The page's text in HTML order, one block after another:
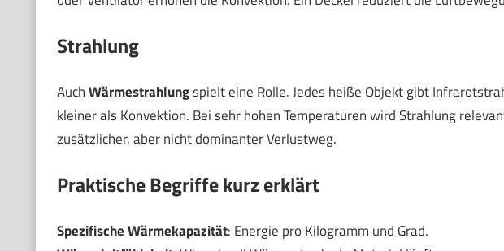
Strahlung
AuchWärmestrahlungspielt eine Rolle. Jedes heiße Objekt gibt
kleiner als Konvektion. Bei sehr hohen Temperaturen wird Strahlung
zusätzlicher, aber nicht dominanter Verlustweg.
Praktische Begriffe kurz erklärt
Spezifische Wärmekapazität: Energie pro Kilogramm und Grad.